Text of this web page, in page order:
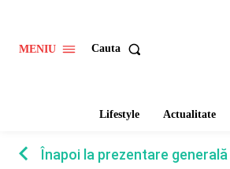
MENIU Cauta
Lifestyle Actualitate
keyboard_arrow_left Înapoi la prezentare generală